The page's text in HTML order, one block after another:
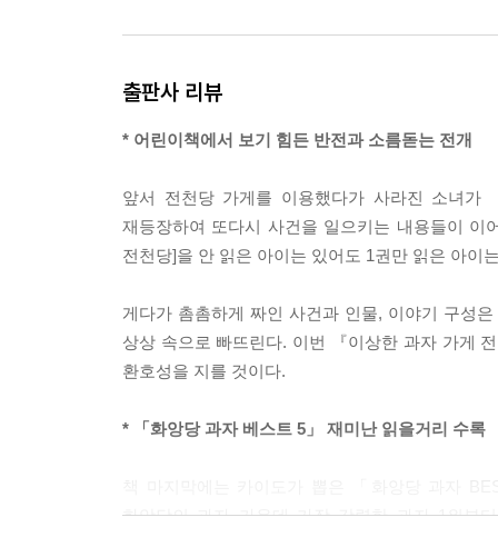
출판사 리뷰
* 어린이책에서 보기 힘든 반전과 소름돋는 전개
앞서 전천당 가게를 이용했다가 사라진 소녀
재등장하여 또다시 사건을 일으키는 내용들이
전천당]을 안 읽은 아이는 있어도 1권만 읽은 아이
게다가 촘촘하게 짜인 사건과 인물, 이야기 구성
상상 속으로 빠뜨린다. 이번 『이상한 과자 가게
환호성을 지를 것이다.
* 「화앙당 과자 베스트 5」 재미난 읽을거리 수록
화앙당의 과자 가운데 가장 강력한 과자 1위부